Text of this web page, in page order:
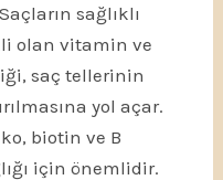
Saçların sağlıklı
olan vitamin ve
saç tellerinin
yol açar.
biotin ve B
için önemlidir.